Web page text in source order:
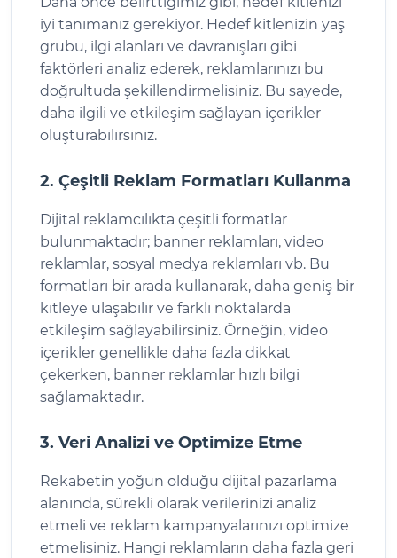
iyi tanımanız gerekiyor. Hedef kitlenizin yaş
grubu, ilgi alanları ve davranışları gibi
faktörleri analiz ederek, reklamlarınızı bu
doğrultuda şekillendirmelisiniz. Bu sayede,
daha ilgili ve etkileşim sağlayan içerikler
oluşturabilirsiniz.
2. Çeşitli Reklam Formatları Kullanma
Dijital reklamcılıkta çeşitli formatlar
bulunmaktadır; banner reklamları, video
reklamlar, sosyal medya reklamları vb. Bu
formatları bir arada kullanarak, daha geniş bir
kitleye ulaşabilir ve farklı noktalarda
etkileşim sağlayabilirsiniz. Örneğin, video
içerikler genellikle daha fazla dikkat
çekerken, banner reklamlar hızlı bilgi
sağlamaktadır.
3. Veri Analizi ve Optimize Etme
Rekabetin yoğun olduğu dijital pazarlama
alanında, sürekli olarak verilerinizi analiz
etmeli ve reklam kampanyalarınızı optimize
etmelisiniz. Hangi reklamların daha fazla geri